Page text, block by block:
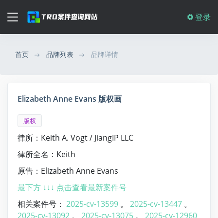
登录
首页 品牌列表 品牌详情
Elizabeth Anne Evans 版权画
版权
律所：Keith A. Vogt / JiangIP LLC
律所全名：Keith
原告：Elizabeth Anne Evans
最下方 ↓↓↓ 点击查看最新案件号
相关案件号： 2025-cv-13599 。 2025-cv-13447 。
2025-cv-13092 。 2025-cv-13075 。 2025-cv-12960